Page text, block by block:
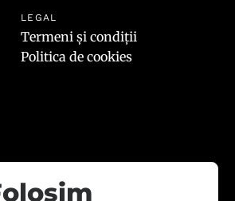
LEGAL
Termeni și condiții
Politica de cookies